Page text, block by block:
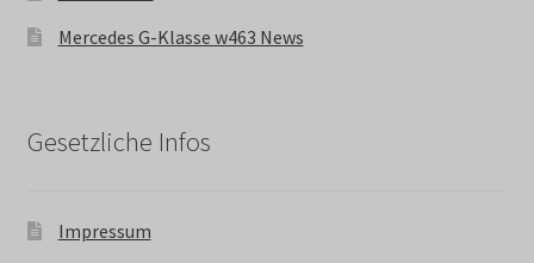
Mercedes G-Klasse w463 News
Gesetzliche Infos
Impressum